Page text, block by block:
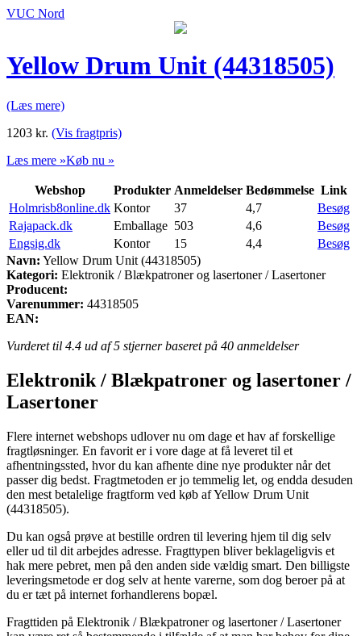
VUC Nord
Yellow Drum Unit (44318505)
(Læs mere)
1203 kr. (Vis fragtpris)
Læs mere »Køb nu »
Webshop Produkter Anmeldelser Bedømmelse Link
Holmrisb8online.dk Kontor 37 4,7
Besøg
Rajapack.dk
Emballage 503 4,6
Besøg
Engsig.dk
Kontor 15 4,4
Besøg
Navn: Yellow Drum Unit (44318505)
Kategori: Elektronik / Blækpatroner og lasertoner / Lasertoner
Producent:
Varenummer: 44318505
EAN:
Vurderet til 4.4 ud af 5 stjerner baseret på 40 anmeldelser
Elektronik / Blækpatroner og lasertoner /
Lasertoner
Flere internet webshops udlover nu om dage et hav af forskellige
fragtløsninger. En favorit er i vore dage at få leveret til et
afhentningssted, hvor du kan afhente dine nye produkter når det
passer dig bedst. Fragtmetoden er jo temmelig let, og endda desuden
den mest betalelige fragtform ved køb af Yellow Drum Unit
(44318505).
Du kan også prøve at bestille ordren til levering hjem til dig selv
eller ud til dit arbejdes adresse. Fragttypen bliver beklageligvis et
hak mere pebret, men på den anden side vældig smart. Den billigste
leveringsmetode er dog selv at hente varerne, som dog beroer på at
du er tæt på internet forhandlerens bopæl.
Fragttiden på Elektronik / Blækpatroner og lasertoner / Lasertoner